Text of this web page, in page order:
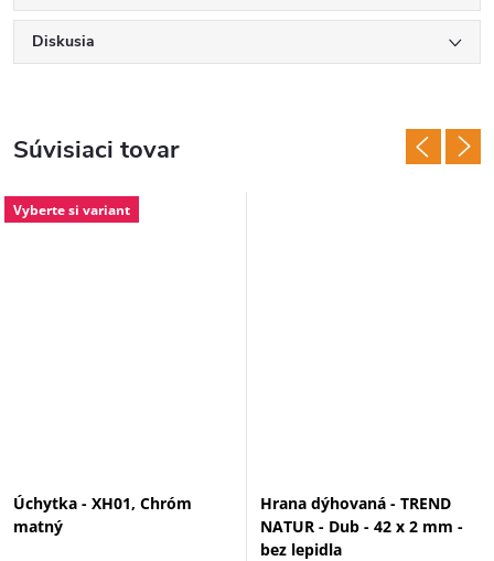
Diskusia
Súvisiaci tovar
Vyberte si variant
Úchytka - XH01, Chróm
matný
Hrana dýhovaná - TREND
NATUR - Dub - 42 x 2 mm -
bez lepidla